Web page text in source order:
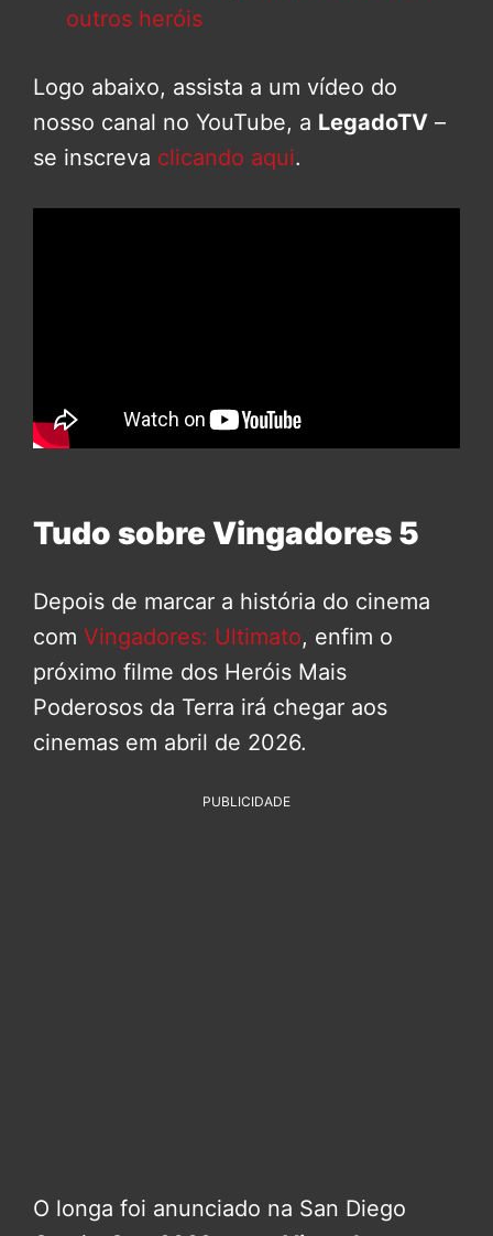
outros heróis
Logo abaixo, assista a um vídeo do
nosso canal no YouTube, a LegadoTV –
se inscreva clicando aqui.
Tudo sobre Vingadores 5
Depois de marcar a história do cinema
com Vingadores: Ultimato, enfim o
próximo filme dos Heróis Mais
Poderosos da Terra irá chegar aos
cinemas em abril de 2026.
PUBLICIDADE
O longa foi anunciado na San Diego